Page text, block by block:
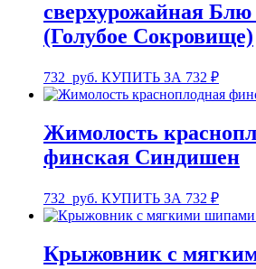
сверхурожайная
(Голубое Сокровище)
732 руб. КУПИТЬ ЗА 732 ₽
Жимолость
финская Синдишен
732 руб. КУПИТЬ ЗА 732 ₽
Крыжовник с